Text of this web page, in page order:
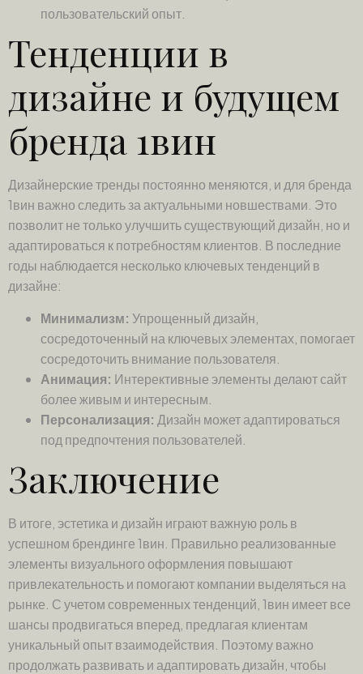
пользовательский опыт.
Тенденции в
дизайне и будущем
бренда 1вин
Дизайнерские тренды постоянно меняются, и для бренда
1вин важно следить за актуальными новшествами. Это
позволит не только улучшить существующий дизайн, но и
адаптироваться к потребностям клиентов. В последние
годы наблюдается несколько ключевых тенденций в
дизайне:
Минимализм: Упрощенный дизайн,
сосредоточенный на ключевых элементах, помогает
сосредоточить внимание пользователя.
Анимация: Интерективные элементы делают сайт
более живым и интересным.
Персонализация: Дизайн может адаптироваться
под предпочтения пользователей.
Заключение
В итоге, эстетика и дизайн играют важную роль в
успешном брендинге 1вин. Правильно реализованные
элементы визуального оформления повышают
привлекательность и помогают компании выделяться на
рынке. С учетом современных тенденций, 1вин имеет все
шансы продвигаться вперед, предлагая клиентам
уникальный опыт взаимодействия. Поэтому важно
продолжать развивать и адаптировать дизайн, чтобы